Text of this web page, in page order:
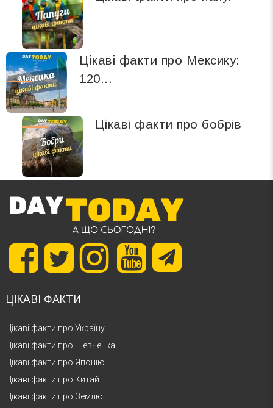
Цікаві факти про Мексику:
120...
Цікаві факти про бобрів
ЦІКАВІ ФАКТИ
Цікаві факти про Україну
Цікаві факти про Шевченка
Цікаві факти про Японію
Цікаві факти про Китай
Цікаві факти про Землю